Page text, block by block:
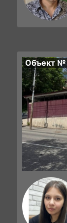
Объект №